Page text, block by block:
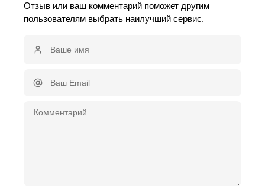
Отзыв или ваш комментарий поможет другим
пользователям выбрать наилучший сервис.